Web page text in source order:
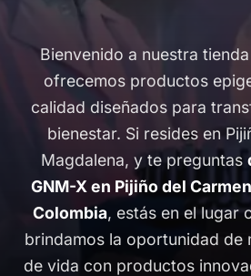
Bienvenido a nuestra
ofrecemos productos
calidad diseñados para
bienestar. Si resides en
Magdalena, y te preguntas
GNM-X en Pijiño del
Colombia, estás en el lugar
brindamos la oportunidad de
de vida con productos